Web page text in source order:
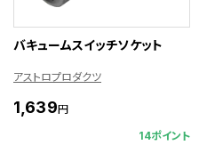
バキュームスイッチソケット
アストロプロダクツ
1,639円
14ポイント